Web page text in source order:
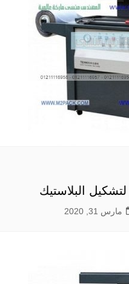
لتشكيل البلاستيك
مارس 31, 2020